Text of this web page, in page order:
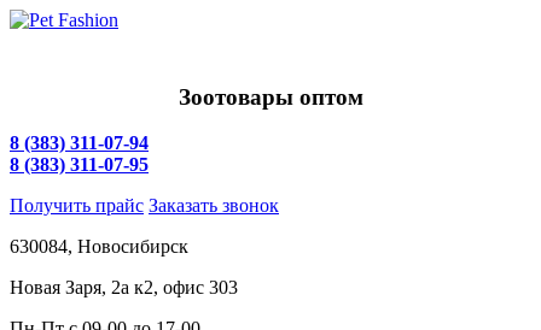
Зоотовары оптом
8 (383) 311-07-94
8 (383) 311-07-95
Получить прайс Заказать звонок
630084, Новосибирск
Новая Заря, 2а к2, офис 303